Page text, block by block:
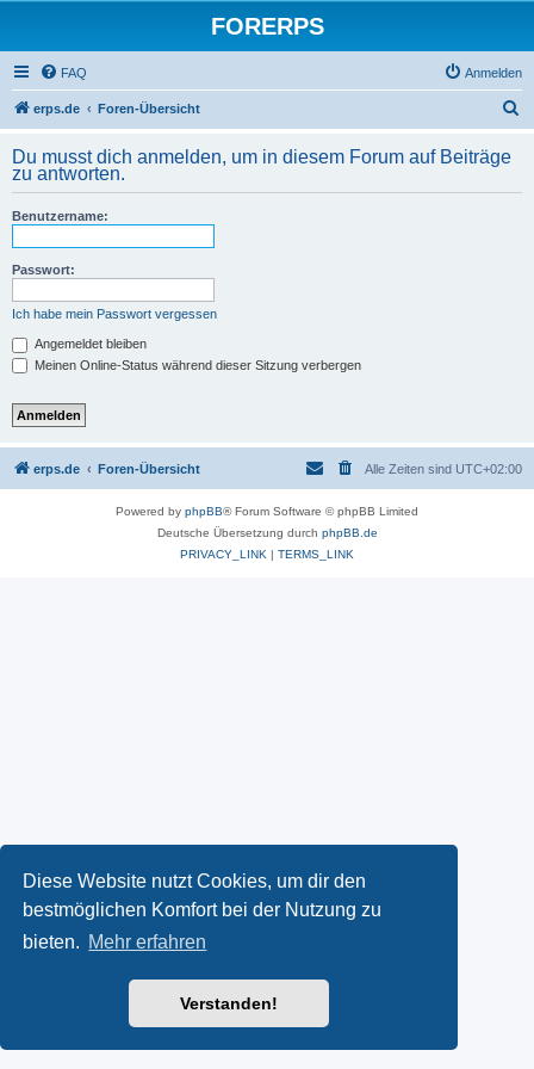
Diese Website nutzt Cookies, um dir den
bestmöglichen Komfort bei der Nutzung zu
bieten. Mehr erfahren
Verstanden!
FORERPS
FAQ Anmelden
erps.de Foren-Übersicht
h
Du musst dich anmelden, um in diesem Forum auf Beiträge
zu antworten.
Benutzername:
Passwort:
Ich habe mein Passwort vergessen
Angemeldet bleiben
Meinen Online-Status während dieser Sitzung verbergen
erps.de Foren-Übersicht Alle Zeiten sind UTC+02:00
Powered by phpBB® Forum Software © phpBB Limited
Deutsche Übersetzung durch phpBB.de
PRIVACY_LINK | TERMS_LINK